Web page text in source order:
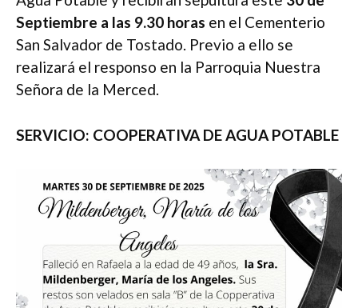
Septiembre a las 9.30 horas en el Cementerio
San Salvador de Tostado. Previo a ello se
realizará el responso en la Parroquia Nuestra
Señora de la Merced.
SERVICIO: COOPERATIVA DE AGUA POTABLE